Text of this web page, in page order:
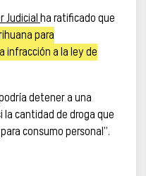
Judicialha ratificado que
para
a la ley de
detener a una
cantidad de droga que
consumo personal”.